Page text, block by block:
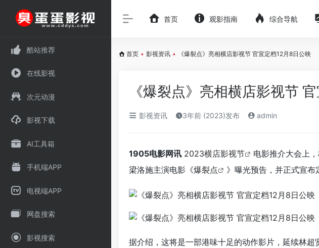
酷站推荐
在线影视
次元动漫
影视下载
AI工具箱
手机端APP
电视端APP
网盘搜索
影视搜索
首页 观影指南 综合导航
首页 • 影视资讯 • 《爆裂点》亮相横店影视节 官宣定档12月8日公映
《爆裂点》亮相横店影视节
影视资讯 3年前 (2023)发布 admin
1905电影网讯 2023横店影视节 电影推介大会上
梁洛施主演电影《爆裂点 》曝光预告，并正式宣布
据介绍，这将是一部港味十足的动作影片，延续林